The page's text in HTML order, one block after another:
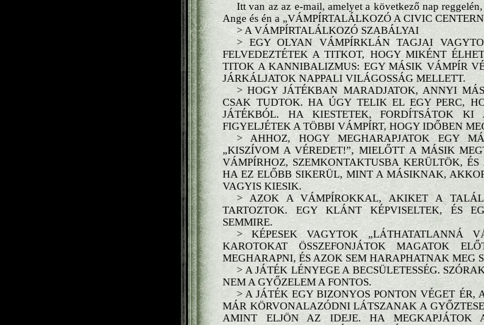
Itt van az az e-mail, amelyet a következő nap
Ange és én a „VÁMPÍRTALÁLKOZÓ A CIVIC
> A VÁMPÍRTALÁLKOZÓ SZABÁLYAI
> EGY OLYAN VÁMPÍRKLÁN TAGJAI
FELVEDEZTÉTEK A TITKOT, HOGY MIKÉNT
TITOK A KANNIBALIZMUS: EGY MÁSIK VÁMPÍR
JÁRKÁLJATOK NAPPALI VILÁGOSSÁG MELLETT.
> HOGY JÁTÉKBAN MARADJATOK, ANNYI
CSAK TUDTOK. HA ÚGY TELIK EL EGY PERC,
JÁTÉKBÓL. HA KIESTETEK, FORDÍTSÁTOK
FIGYELJÉTEK A TÖBBI VÁMPÍRT, HOGY IDŐBEN
> AHHOZ, HOGY MEGHARAPJATOK EGY
„KISZÍVOM A VÉREDET!”, MIELŐTT A MÁSIK
VÁMPÍRHOZ, SZEMKONTAKTUSBA KERÜLTÖK,
HA EZ ELŐBB SIKERÜL, MINT A MÁSIKNAK,
VAGYIS KIESIK.
> AZOK A VÁMPÍROKKAL, AKIKET A
TARTOZTOK. EGY KLÁNT KÉPVISELTEK, ÉS
SEMMIRE.
> KÉPESEK VAGYTOK „LÁTHATATLANNÁ
KAROTOKAT ÖSSZEFONJÁTOK MAGATOK
MEGHARAPNI, ÉS AZOK SEM HARAPHATNAK MEG
> A JÁTÉK LÉNYEGE A BECSÜLETESSÉG.
NEM A GYŐZELEM A FONTOS.
> A JÁTÉK EGY BIZONYOS PONTON VÉGET
MÁR KÖRVONALAZÓDNI LÁTSZANAK A
AMINT ELJÖN AZ IDEJE. HA MEGKAPJÁTOK